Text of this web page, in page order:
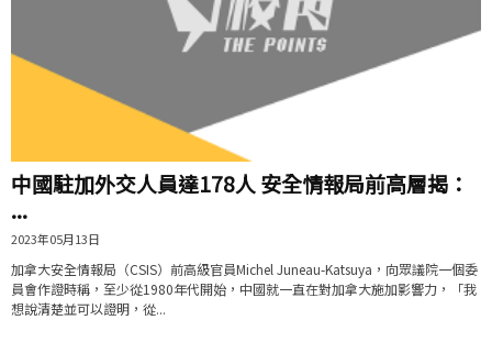
中國駐加外交人員達178人 安全情報局前高層揭：
...
2023年05月13日
加拿大安全情報局（CSIS）前高級官員Michel Juneau-Katsuya，向眾議院一個委
員會作證時稱，至少從1980年代開始，中國就一直在對加拿大施加影響力，「我
想說清楚並可以證明，從...